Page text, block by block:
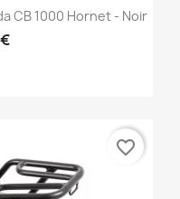
CB 1000 Hornet - Noir
favorite_border